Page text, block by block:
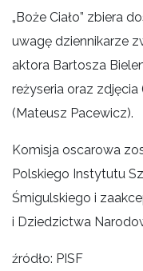
„Boże Ciało” zbiera
uwagę dziennikarze
aktora Bartosza
reżyseria oraz zdjęcia
(Mateusz Pacewicz).
Komisja oscarowa
Polskiego Instytutu
Śmigulskiego i
i Dziedzictwa
źródło: PISF